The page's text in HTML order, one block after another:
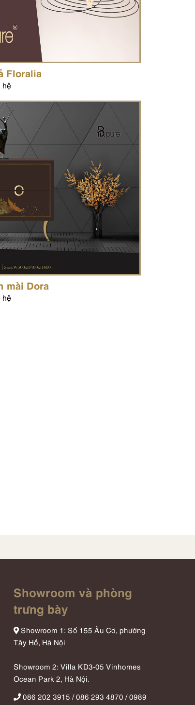
Floralia
hệ
mài Dora
hệ
Showroom và phòng
trưng bày
Showroom 1: Số 155 Âu Cơ, phường
Tây Hồ, Hà Nội
Showroom 2: Villa KD3-05 Vinhomes
Ocean Park 2, Hà Nội.
086 202 3915 / 086 293 4870 / 0989